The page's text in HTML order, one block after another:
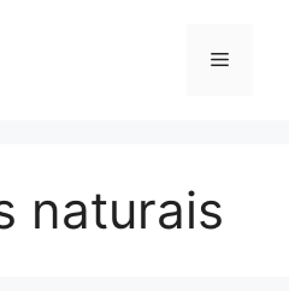
Menu
naturais